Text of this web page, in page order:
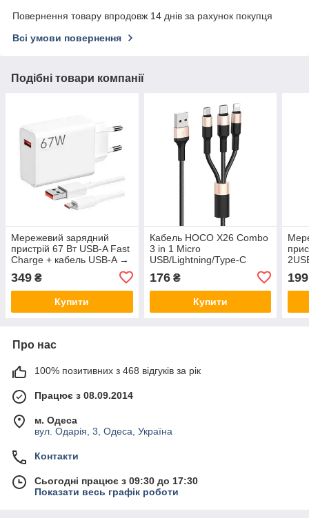
Повернення товару впродовж 14 днів за рахунок покупця
Всі умови повернення
Подібні товари компанії
Мережевий зарядний
пристрій 67 Вт USB-A Fast
Charge + кабель USB-A →
349 ₴
Купити
Кабель HOCO X26 Combo
3 in 1 Micro
USB/Lightning/Type-C
charging cable |1m, 2A|
176₴
Купити
199
Про нас
100% позитивних з 468 відгуків за рік
Працює з 08.09.2014
м. Одеса
вул. Одарія, 3, Одеса, Україна
Контакти
Сьогодні працює з 09:30 до 17:30
Показати весь графік роботи